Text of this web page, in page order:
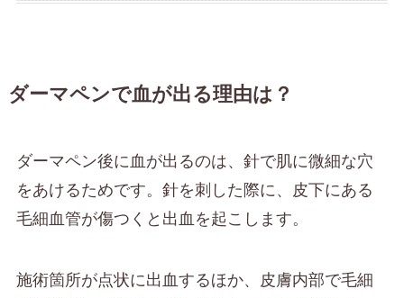
ダーマペンで血が出る理由は？
ダーマペン後に血が出るのは、針で肌に微細な穴
をあけるためです。針を刺した際に、皮下にある
毛細血管が傷つくと出血を起こします。
施術箇所が点状に出血するほか、皮膚内部で毛細